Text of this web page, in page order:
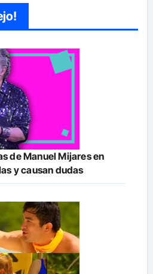
de Manuel Mijares en
y causan dudas